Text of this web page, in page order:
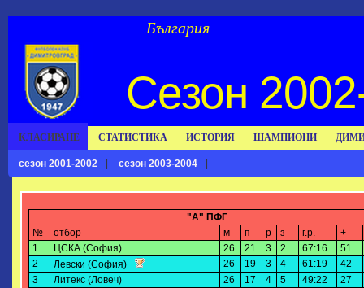
България
Сезон
КЛАСИРАНЕ
сезон 2001-2002 сезон 2003-2004
СТАТИСТИКА ИСТОРИЯ ШАМПИОНИ
"А" ПФГ
№
отбор м п р з г.р.
+ -
1
ЦСКА (София) 26 21 3 2 67:16
51
2
Левски (София) 26 19 3 4 61:19
42
3
Литекс (Ловеч) 26 17 4 5 49:22
27